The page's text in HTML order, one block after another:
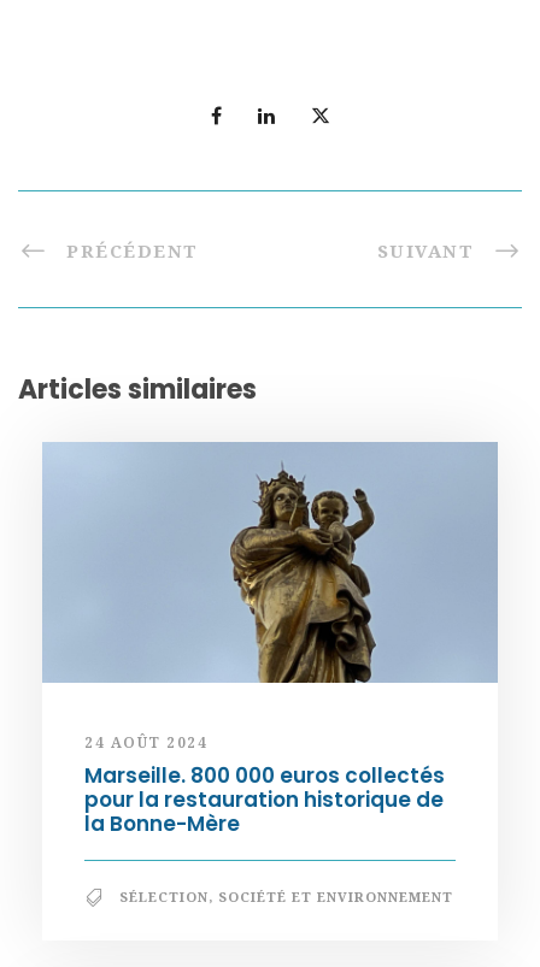
PRÉCÉDENT SUIVANT
Articles similaires
24 AOÛT 2024
Marseille. 800 000 euros collectés
pour la restauration historique de
la Bonne-Mère
SÉLECTION, SOCIÉTÉ ET ENVIRONNEMENT